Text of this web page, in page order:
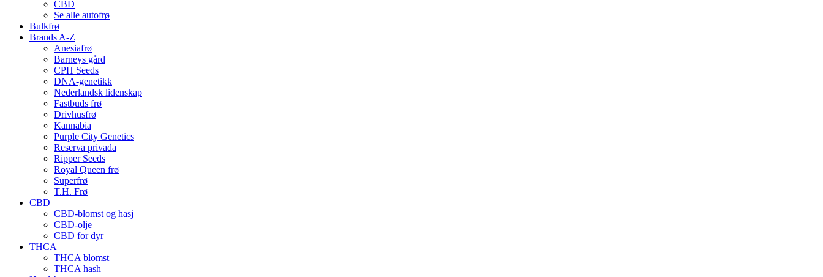
CBD
Se alle autofrø
Bulkfrø
Brands A-Z
Anesiafrø
Barneys gård
CPH Seeds
DNA-genetikk
Nederlandsk lidenskap
Fastbuds frø
Drivhusfrø
Kannabia
Purple City Genetics
Reserva privada
Ripper Seeds
Royal Queen frø
Superfrø
T.H. Frø
CBD
CBD-blomst og hasj
CBD-olje
CBD for dyr
THCA
THCA blomst
THCA hash